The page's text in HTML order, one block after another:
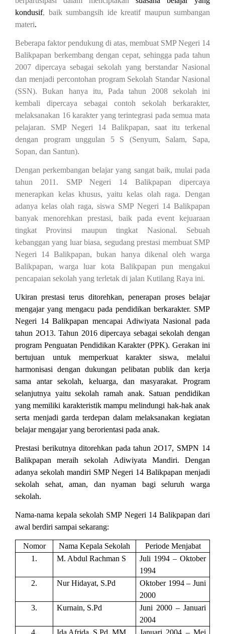
kondusif, baik sumbangsih ide kreatif maupun sumbangan
materi.
Beberapa faktor pendukung di atas, membuat SMP Negeri 14
Balikpapan berkembang dengan cepat, sehingga pada tahun
2007 dipercaya sebagai sekolah yang berstandar Nasional
dan menjadi percontohan program Sekolah Standar Nasional
(SSN). Bukan hanya itu, Pada tahun 2008 sekolah ini
kembali dipercaya sebagai contoh sekolah berkarakter,
melaksanakan 16 karakter yang terintegrasi pada semua mata
pelajaran. SMP Negeri 14 Balikpapan, saat itu terkenal
dengan program unggulan 5 S (Senyum, Salam, Sapa,
Sopan, dan Santun).
Dengan perkembangan belajar yang sangat baik, mulai pada
tahun 2011. SMP Negeri 14 Balikpapan dipercaya
menerapkan kelas khusus, yaitu kelas olah raga. Dengan
adanya kelas olah raga, siswa SMP Negeri 14 Balikpapan
banyak menorehkan prestasi, baik pada event kejuaraan
tingkat Provinsi maupun tingkat Nasional. Sebuah
kebanggan yang luar biasa, segudang prestasi membuat SMP
Negeri 14 Balikpapan, bukan hanya dikenal oleh warga
Balikpapan, warga luar kota Balikpapan pun mengakui
pencapaian sekolah yang terletak di jalan Kutilang Raya ini.
Ukiran prestasi terus ditorehkan, penerapan proses belajar
mengajar yang mengacu pada pendidikan berkarakter. SMP
Negeri 14 Balikpapan mencapai Adiwiyata Nasional pada
tahun 2O13. Tahun 2016 dipercaya sebagai sekolah dengan
program Penguatan Pendidikan Karakter (PPK). Gerakan ini
bertujuan untuk memperkuat karakter siswa, melalui
harmonisasi dengan dukungan pelibatan publik dan kerja
sama antar sekolah, keluarga, dan masyarakat. Program
selanjutnya yaitu sekolah ramah anak. Satuan pendidikan
yang memiliki karakteristik mampu melindungi hak-hak anak
serta menjadi garda terdepan dalam melaksanakan kegiatan
belajar mengajar yang berorientasi pada anak.
Prestasi berikutnya ditorehkan pada tahun 2O17, SMPN 14
Balikpapan meraih sekolah Adiwiyata Mandiri. Dengan
adanya sekolah mandiri SMP Negeri 14 Balikpapan menjadi
sekolah sehat, aman, dan nyaman bagi seluruh warga
sekolah.
Nama-nama kepala sekolah SMP Negeri 14 Balikpapan dari
awal berdiri sampai sekarang:
Nomor Nama Kepala Sekolah
Periode Menjabat
1.
M. Abdul Rachman S
Juli 1994 – Oktober
1994
2.
Nur Hidayat, S.Pd
Oktober 1994 – Juni
2000
3.
Kurnain, S.Pd
Juni 2000 – Januari
2004
4.
Ida Afrida, S.Pd, MM
Januari 2004 – Mei